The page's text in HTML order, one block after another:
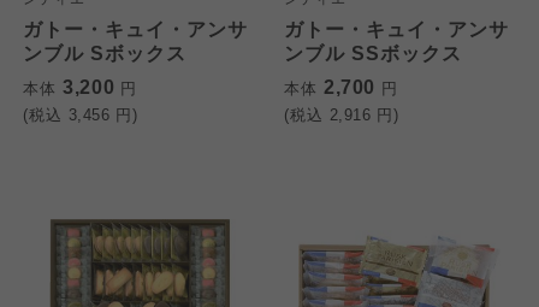
ガトー・キュイ・アンサ
ンブル Sボックス
本体 3,200 円
(税込 3,456 円)
ガトー・キュイ・アンサ
ンブル SSボックス
本体 2,700 円
(税込 2,916 円)